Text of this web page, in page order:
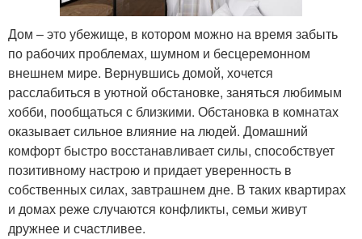
Дом – это убежище, в котором можно на время забыть
по рабочих проблемах, шумном и бесцеремонном
внешнем мире. Вернувшись домой, хочется
расслабиться в уютной обстановке, заняться любимым
хобби, пообщаться с близкими. Обстановка в комнатах
оказывает сильное влияние на людей. Домашний
комфорт быстро восстанавливает силы, способствует
позитивному настрою и придает уверенность в
собственных силах, завтрашнем дне. В таких квартирах
и домах реже случаются конфликты, семьи живут
дружнее и счастливее.